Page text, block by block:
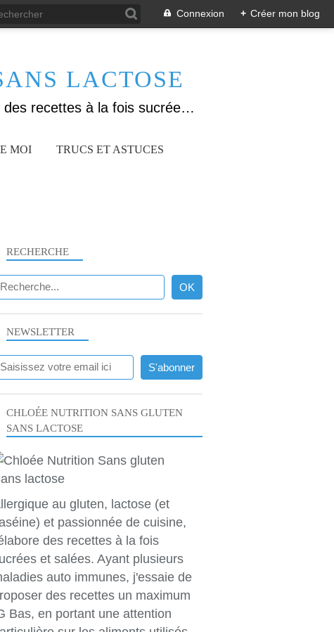
Connexion + Créer mon blog
LACTOSE
Allergique au gluten, lactose (et caséine) et passionnée de cuisine, j'élabore des recettes à la fois sucrées et salées. Ayant plusieurs maladies auto immunes, j'essaie de proposer des recettes un maximum IG Bas, en portant une attention particulière sur les aliments utilisés (apports, vitamines, nutriments..). Je fais également bcp de sport donc une bonne alimentation est primordiale!
MOI TRUCS ET ASTUCES
NEWSLETTER
RECHERCHE
CHLOÉE NUTRITION SANS GLUTEN
SANS LACTOSE
au gluten, lactose (et
et passionnée de cuisine,
des recettes à la fois
et salées. Ayant plusieurs
auto immunes, j'essaie de
des recettes un maximum
Bas, en portant une attention